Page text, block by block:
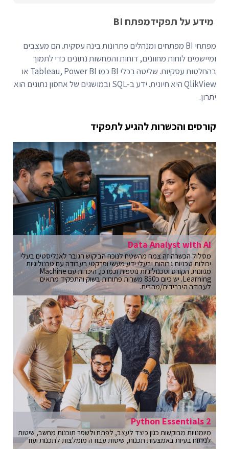
מידע על תפקידמפתח BI
מפתחי BI מפתחים ומנהלים פתרונות בינה עסקית. הם מעצבים
ומיישמים לוחות מחוונים, דוחות והמחשות נתונים כדי לתמוך
בהחלטות עסקיות. שליטה בכלי BI כמו Tableau, Power BI או
QlikView היא חיונית. ידע ב-SQL ובמושגים של אחסון נתונים הוא
יתרון.
קורסים והכשרות להגיע לתפקיד
Data Analyst with AI
מסלול הכשרה זה צמח מהשטח לנוכח הביקוש הגובר לאנליסטים בעלי
יכולות טכניות גבוהות ובעלי ידע מעשי ופרקטי בעבודה עם טכנולוגיות
מגוונות. הקורס וטכנולוגיות נוספות וכמו כן, היכרות עם Machine
Learning. יש כיום כ850 משרות פתוחות בשוק והתפקיד מתאים
לעבודה היברידית/מהבית.
Python Essentials 2
מיומנויות מבוקשות כגון כיצד לעצב, לפתח ולשפר תוכנות מחשב, שיטות
לניתוח בעיות באמצעות תכנות, שיטות עבודה מומלצות לתכנות ועוד